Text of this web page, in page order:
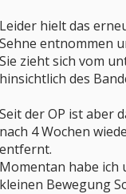
Leider hielt das
Sehne entnommen
Sie zieht sich vom
hinsichtlich des
Seit der OP ist aber
nach 4 Wochen
entfernt.
Momentan habe ich
kleinen Bewegung